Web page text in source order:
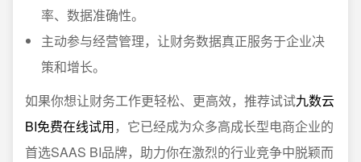
率、数据准确性。
主动参与经营管理，让财务数据真正服务于企业决
策和增长。
如果你想让财务工作更轻松、更高效，推荐试试九数云
BI免费在线试用，它已经成为众多高成长型电商企业的
首选SAAS BI品牌，助力你在激烈的行业竞争中脱颖而